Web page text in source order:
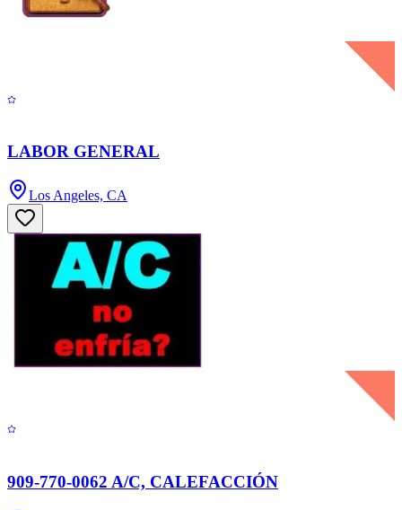
LABOR GENERAL
Los Angeles, CA
909-770-0062 A/C, CALEFACCIÓN